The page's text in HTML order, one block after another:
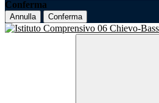
Conferma
Annulla Conferma